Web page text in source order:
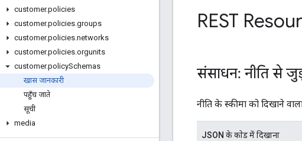
customer.policies
customer.policies.groups
customer.policies.networks
customer.policies.orgunits
customer.policySchemas
खास जानकारी
पहुँच जाते
सूची
media
REST
संसाधन: नीति से
नीति के स्कीमा को दिखाने
JSON के काेड में दिखाना